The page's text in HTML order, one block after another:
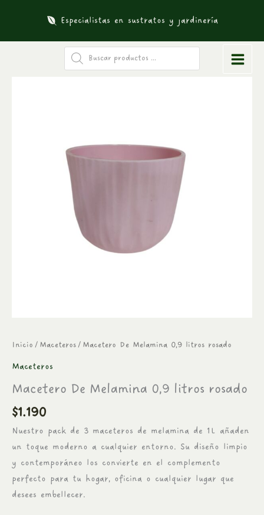
contenido
Especialistas en sustratos y jardinería
Búsqueda
productos
Inicio / Maceteros/ Macetero De Melamina 0,9 litros rosado
Maceteros
Macetero De Melamina 0,9 litros rosado
$1.190
Nuestro pack de 3 maceteros de melamina de 1L añaden
un toque moderno a cualquier entorno. Su diseño limpio
y contemporáneo los convierte en el complemento
perfecto para tu hogar, oficina o cualquier lugar que
desees embellecer.